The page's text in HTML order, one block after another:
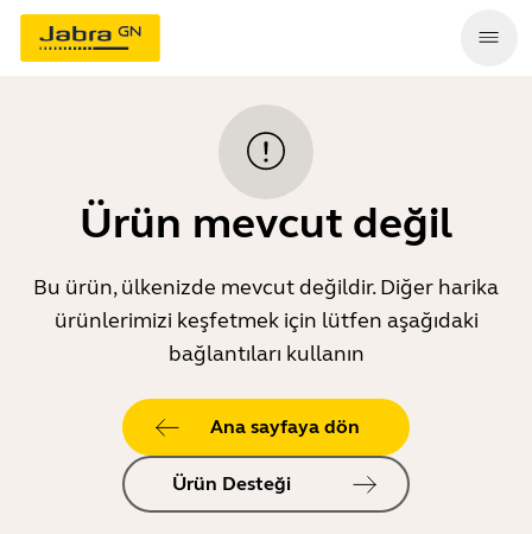
Ürün mevcut değil
Bu ürün, ülkenizde mevcut değildir. Diğer harika
ürünlerimizi keşfetmek için lütfen aşağıdaki
bağlantıları kullanın
Ana sayfaya dön
Ürün Desteği